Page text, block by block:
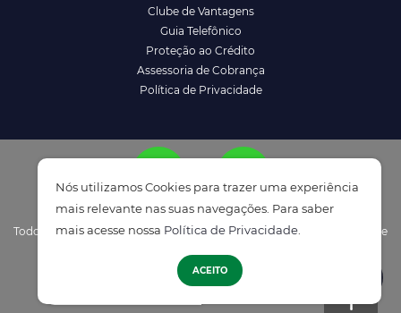
Nós utilizamos Cookies para trazer uma experiência
mais relevante nas suas navegações. Para saber
mais acesse nossa Política de Privacidade.
ACEITO
ATENDIMENTO
Clube de Vantagens
Guia Telefônico
Proteção ao Crédito
Assessoria de Cobrança
Política de Privacidade
Todos os direitos reservados à ACENM/CDL - Política de Privacidade e